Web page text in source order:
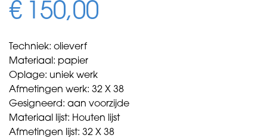
€ 150,00
Techniek: olieverf
Materiaal: papier
Oplage: uniek werk
Afmetingen werk: 32 X 38
Gesigneerd: aan voorzijde
Materiaal lijst: Houten lijst
Afmetingen lijst: 32 X 38